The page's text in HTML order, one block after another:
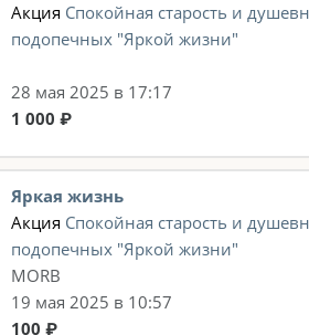
Акция Спокойная старость и
подопечных "Яркой жизни"
28 мая 2025 в 17:17
1 000 ₽
Яркая жизнь
Акция Спокойная старость и
подопечных "Яркой жизни"
MORB
19 мая 2025 в 10:57
100 ₽